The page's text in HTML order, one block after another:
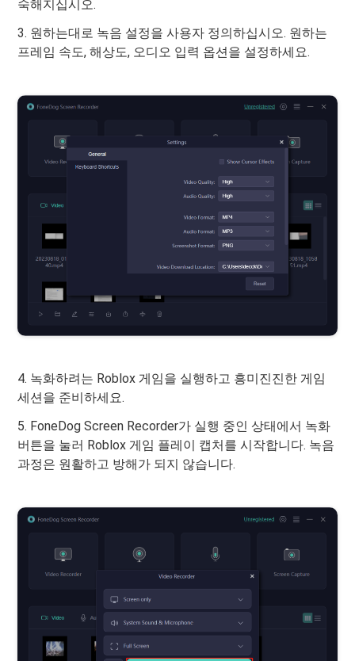
숙해지십시오.
3. 원하는대로 녹음 설정을 사용자 정의하십시오. 원하는
프레임 속도, 해상도, 오디오 입력 옵션을 설정하세요.
4. 녹화하려는 Roblox 게임을 실행하고 흥미진진한 게임
세션을 준비하세요.
5. FoneDog Screen Recorder가 실행 중인 상태에서 녹화
버튼을 눌러 Roblox 게임 플레이 캡처를 시작합니다. 녹음
과정은 원활하고 방해가 되지 않습니다.